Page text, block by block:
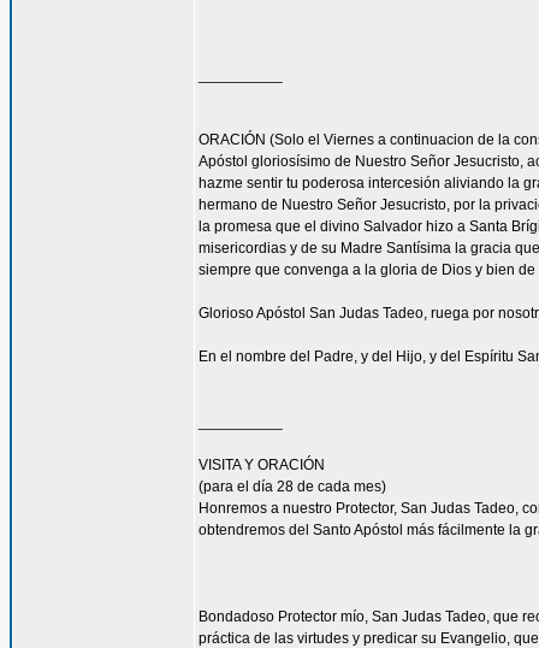
ORACIÓN (Solo el Viernes a continuacion de la
Apóstol gloriosísimo de Nuestro Señor Jesucristo,
hazme sentir tu poderosa intercesión aliviando la
hermano de Nuestro Señor Jesucristo, por la
la promesa que el divino Salvador hizo a Santa
misericordias y de su Madre Santísima la gracia
siempre que convenga a la gloria de Dios y bien de
Glorioso Apóstol San Judas Tadeo, ruega por
En el nombre del Padre, y del Hijo, y del Espíritu
VISITA Y ORACIÓN
(para el día 28 de cada mes)
Honremos a nuestro Protector, San Judas Tadeo,
obtendremos del Santo Apóstol más fácilmente la
Bondadoso Protector mío, San Judas Tadeo, que
práctica de las virtudes y predicar su Evangelio,